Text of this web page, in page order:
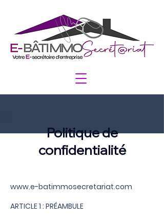
Politique de
confidentialité
www.e-batimmosecretariat.com
ARTICLE 1 : PRÉAMBULE